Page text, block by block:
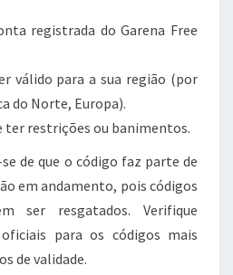
registrada do Garena Free
válido para a sua região (por
do Norte, Europa).
ter restrições ou banimentos.
de que o código faz parte de
em andamento, pois códigos
ser resgatados. Verifique
para os códigos mais
de validade.